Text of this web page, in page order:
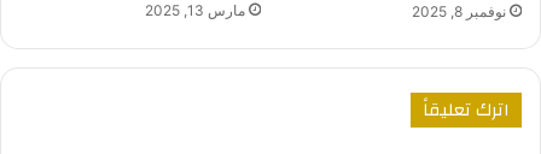
نوفمبر 8, 2025 مارس 13, 2025
اترك تعليقاً